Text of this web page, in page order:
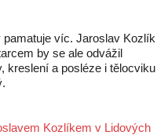
víc. Jaroslav Kozlík
by se ale odvážil
kreslení a posléze i tělocviku
Kozlíkem v Lidových